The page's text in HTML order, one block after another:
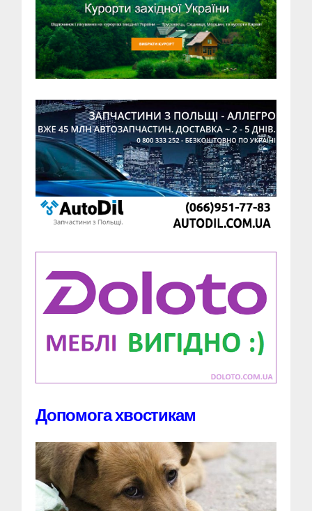
Допомога хвостикам